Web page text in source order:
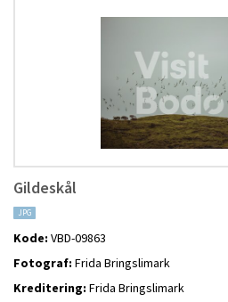
Gildeskål
JPG
Kode: VBD-09863
Fotograf: Frida Bringslimark
Kreditering: Frida Bringslimark